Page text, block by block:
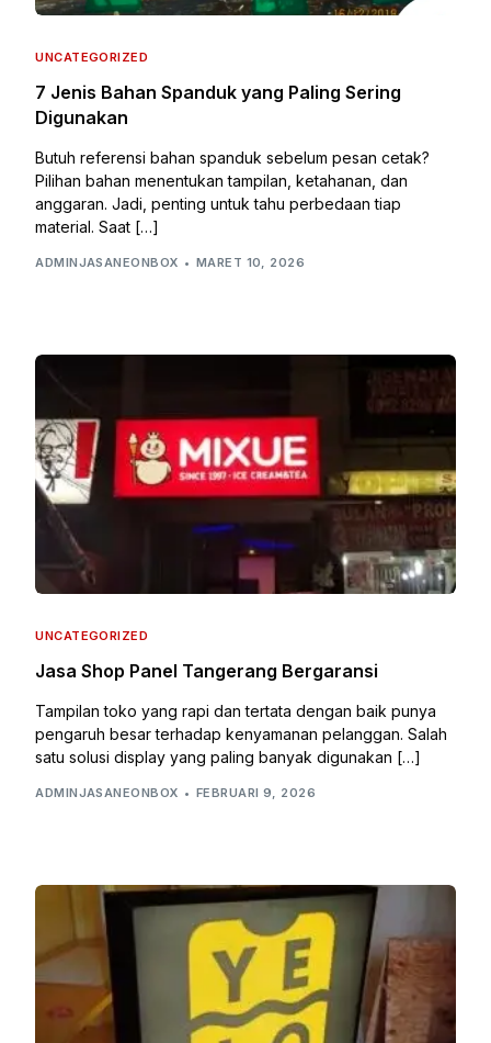
UNCATEGORIZED
7 Jenis Bahan Spanduk yang Paling Sering
Digunakan
Butuh referensi bahan spanduk sebelum pesan cetak?
Pilihan bahan menentukan tampilan, ketahanan, dan
anggaran. Jadi, penting untuk tahu perbedaan tiap
material. Saat […]
ADMINJASANEONBOX MARET 10, 2026
UNCATEGORIZED
Jasa Shop Panel Tangerang Bergaransi
Tampilan toko yang rapi dan tertata dengan baik punya
pengaruh besar terhadap kenyamanan pelanggan. Salah
satu solusi display yang paling banyak digunakan […]
ADMINJASANEONBOX FEBRUARI 9, 2026